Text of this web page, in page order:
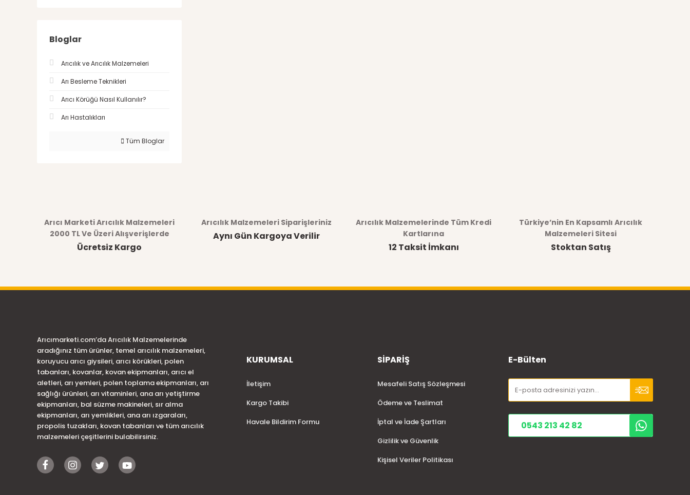
Bloglar
Arıcılık ve Arıcılık Malzemeleri
Arı Besleme Teknikleri
Arıcı Körüğü Nasıl Kullanılır?
Arı Hastalıkları
Tüm Bloglar
Arıcı Marketi Arıcılık Malzemeleri
2000 TL Ve Üzeri Alışverişlerde
Ücretsiz Kargo
Arıcılık Malzemeleri Siparişleriniz
Aynı Gün Kargoya Verilir
Arıcılık Malzemelerinde Tüm Kredi
Kartlarına
12 Taksit İmkanı
Türkiye’nin En Kapsamlı Arıcılık
Malzemeleri Sitesi
Stoktan Satış
Arıcımarketi.com’da Arıcılık Malzemelerinde
aradığınız tüm ürünler, temel arıcılık malzemeleri,
koruyucu arıcı giysileri, arıcı körükleri, polen
tabanları, kovanlar, kovan ekipmanları, arıcı el
aletleri, arı yemleri, polen toplama ekipmanları, arı
sağlığı ürünleri, arı vitaminleri, ana arı yetiştirme
ekipmanları, bal süzme makineleri, sır alma
ekipmanları, arı yemlikleri, ana arı ızgaraları,
propolis tuzakları, kovan tabanları ve tüm arıcılık
malzemeleri çeşitlerini bulabilirsiniz.
KURUMSAL
İletişim
Kargo Takibi
Havale Bildirim Formu
SİPARİŞ
Mesafeli Satış Sözleşmesi
Ödeme ve Teslimat
İptal ve İade Şartları
Gizlilik ve Güvenlik
Kişisel Veriler Politikası
E-Bülten
0543 213 42 82